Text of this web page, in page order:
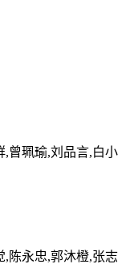
,曾珮瑜,刘品言,白小
,陈永忠,郭沐橙,张志